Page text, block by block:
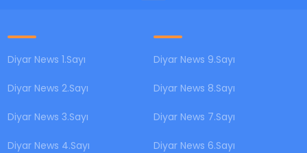
Diyar News 1.Sayı
Diyar News 2.Sayı
Diyar News 3.Sayı
Diyar News 4.Sayı
Diyar News 9.Sayı
Diyar News 8.Sayı
Diyar News 7.Sayı
Diyar News 6.Sayı